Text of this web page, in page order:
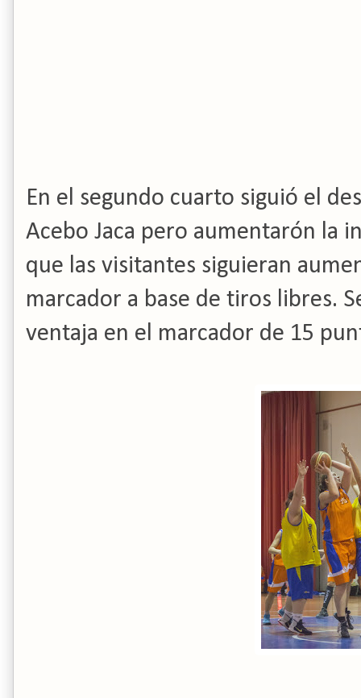
En el segundo cuarto siguió el
Acebo Jaca pero aumentarón la
que las visitantes siguieran
marcador a base de tiros libres.
ventaja en el marcador de 15